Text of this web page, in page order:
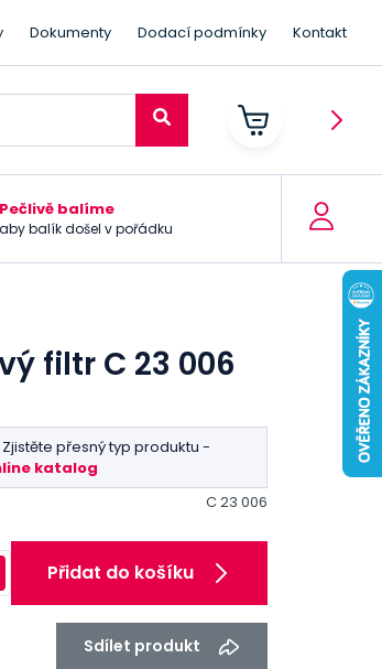
Dokumenty Dodací podmínky Kontakt
Pečlivě balíme
aby balík došel v pořádku
filtr C 23 006
Zjistěte přesný typ produktu -
katalog
C 23 006
Přidat do košíku
Sdílet produkt